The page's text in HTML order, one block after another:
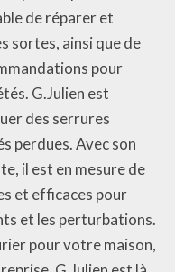
de réparer et
sortes, ainsi que de
pour
G.Julien est
des serrures
perdues. Avec son
il est en mesure de
et efficaces pour
et les perturbations.
pour votre maison,